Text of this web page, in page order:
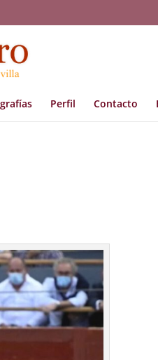
Perfil Contacto